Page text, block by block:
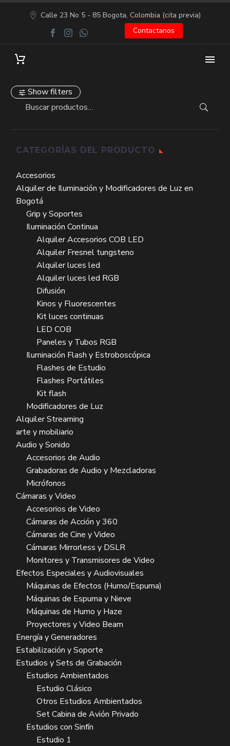
Calle 23 No 5 - 85 Bogota, Colombia (cita previa)
Contactanos
Show filters
CATEGORÍAS DEL PRODUCTO
Accesorios
Alquiler de Iluminación y Modificadores de Luz en
Bogotá
Grip y Soportes
Iluminación Continua
Alquiler Accesorios COB LED
Alquiler Fresnel tungsteno
Alquiler luces led
Alquiler luces led RGB
Difusión
Kinos y Fluorescentes
Kit luces continuas
LED COB
Paneles y Tubos RGB
Iluminación Flash y Estroboscópica
Flashes de Estudio
Flashes Portátiles
Kit flash
Modificadores de Luz
Alquiler Streaming
arte y mobiliario
Audio y Sonido
Accesorios de Audio
Grabadoras de Audio y Mezcladoras
Micrófonos
Cámaras y Video
Accesorios de Video
Cámaras de Acción y 360
Cámaras de Cine y Video
Cámaras Mirrorless y DSLR
Monitores y Transmisores de Video
Efectos Especiales y Audiovisuales
Máquinas de Efectos (Humo/Espuma)
Máquinas de Espuma y Nieve
Máquinas de Humo y Haze
Proyectores y Video Beam
Energía y Generadores
Estabilización y Soporte
Estudios y Sets de Grabación
Estudios Ambientados
Estudio Clásico
Otros Estudios Ambientados
Set Cabina de Avión Privado
Estudios con Sinfín
Estudio 1